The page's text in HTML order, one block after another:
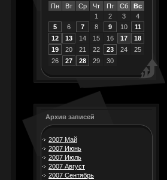
Пн
Вт Ср Чт Пт Сб
Вс
1
2 3
4
5
6 7 8 9 10
11
12
13 14 15 16 17
18
19
20 21 22 23 24
25
26
27 28 29 30
Архив записей
2007 Май
2007 Июнь
2007 Июль
2007 Август
2007 Сентябрь